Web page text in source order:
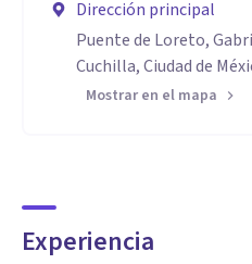
Dirección principal
Puente de Loreto,
Cuchilla, Ciudad de
Mostrar en el mapa
Experiencia